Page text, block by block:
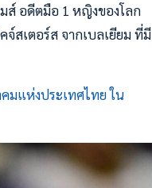
ส์ อดีตมือ 1 หญิงของโลก
สเตอร์ส จากเบลเยียม ที่มี
มแห่งประเทศไทย ใน